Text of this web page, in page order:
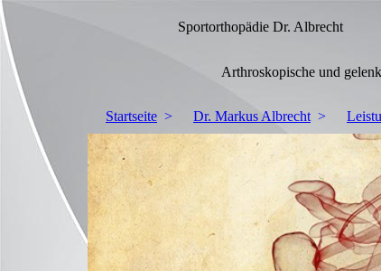
Sportorthopädie Dr. Albrecht
Arthroskopische und
Startseite Dr. Markus Albrecht